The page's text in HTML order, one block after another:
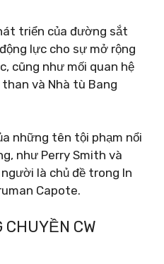
triển của đường sắt
lực cho sự mở rộng
cũng như mối quan hệ
và Nhà tù Bang
những tên tội phạm nổi
như Perry Smith và
là chủ đề trong In
Capote.
CHUYỀN CW